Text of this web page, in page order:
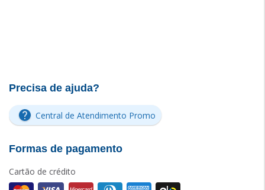
Precisa de ajuda?
Central de Atendimento Promo
Formas de pagamento
Cartão de crédito